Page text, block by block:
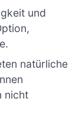
und
natürliche
nicht